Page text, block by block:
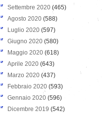
Settembre 2020(465)
Agosto 2020 (588)
Luglio 2020 (597)
Giugno 2020 (580)
Maggio 2020 (618)
Aprile 2020 (643)
Marzo 2020 (437)
Febbraio 2020 (593)
Gennaio 2020 (596)
Dicembre 2019 (542)